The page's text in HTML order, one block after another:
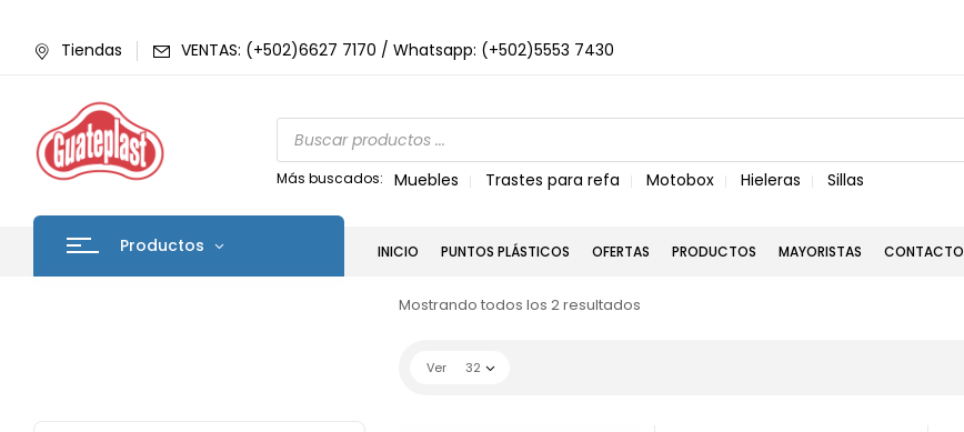
Tiendas VENTAS: (+502)6627 7170 / Whatsapp: (+502)5553 7430
Más buscados: Muebles Trastes para refa Motobox Hieleras Sillas
Productos INICIO PUNTOS PLÁSTICOS OFERTAS PRODUCTOS MAYORISTAS CONTACTO
Mostrando todos los 2 resultados
Ver 32